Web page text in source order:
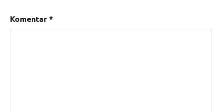
Komentar*